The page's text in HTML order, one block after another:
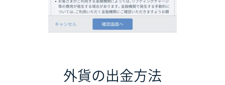
外貨の出金方法